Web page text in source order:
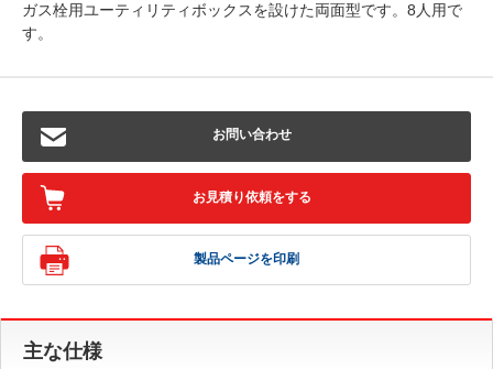
ガス栓用ユーティリティボックスを設けた両面型です。8人用で
す。
お問い合わせ
お見積り依頼をする
製品ページを印刷
主な仕様